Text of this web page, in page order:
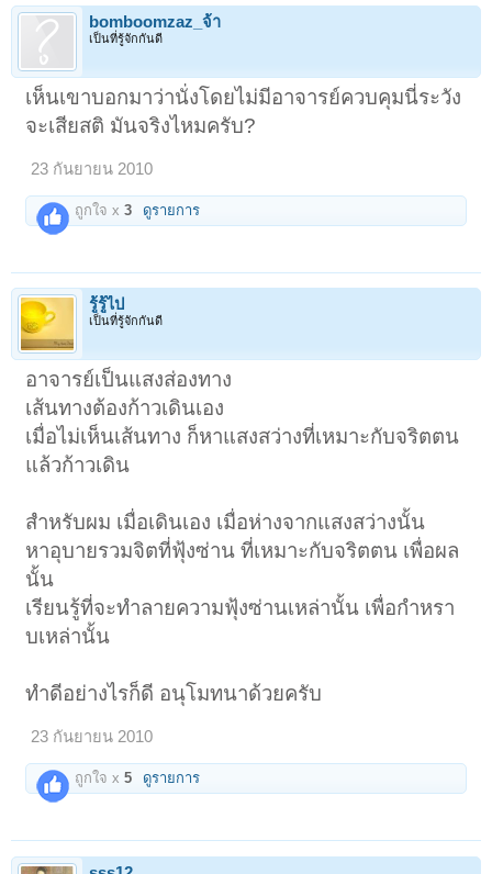
bomboomzaz_จ้า
เป็นที่รู้จักกันดี
เห็นเขาบอกมาว่านั่งโดยไม่มีอาจารย์ควบคุมนี่ระวัง
จะเสียสติ มันจริงไหมครับ?
23 กันยายน 2010
ถูกใจ x3 ดูรายการ
รู้รู้ไป
เป็นที่รู้จักกันดี
อาจารย์เป็นแสงส่องทาง
เส้นทางต้องก้าวเดินเอง
เมื่อไม่เห็นเส้นทาง ก็หาแสงสว่างที่เหมาะกับจริตตน
แล้วก้าวเดิน
สำหรับผม เมื่อเดินเอง เมื่อห่างจากแสงสว่างนั้น
หาอุบายรวมจิตที่ฟุ้งซ่าน ที่เหมาะกับจริตตน เพื่อผล
นั้น
เรียนรู้ที่จะทำลายความฟุ้งซ่านเหล่านั้น เพื่อกำหรา
บเหล่านั้น
ทำดีอย่างไรก็ดี อนุโมทนาด้วยครับ
23 กันยายน 2010
ถูกใจ x5 ดูรายการ